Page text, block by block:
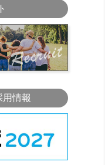
用情報